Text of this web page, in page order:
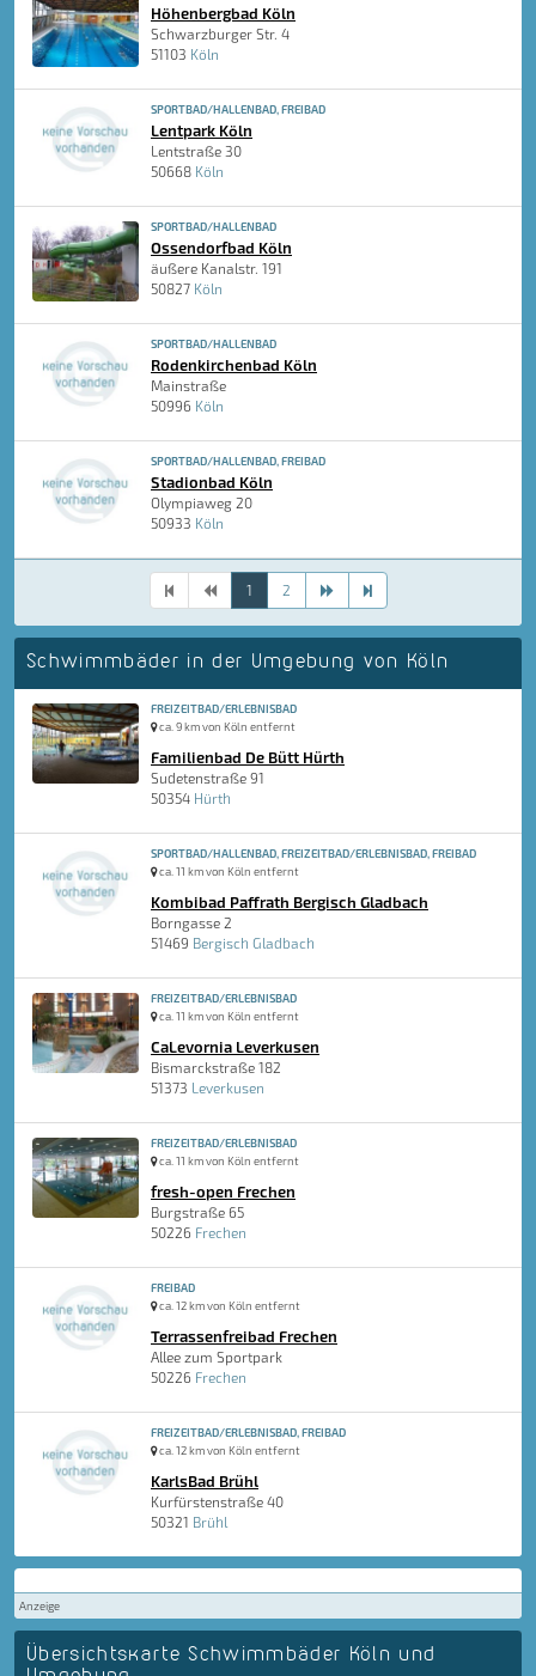
Höhenbergbad Köln
Schwarzburger Str. 4
51103 Köln
SPORTBAD/HALLENBAD, FREIBAD
Lentpark Köln
Lentstraße 30
50668 Köln
SPORTBAD/HALLENBAD
Ossendorfbad Köln
äußere Kanalstr. 191
50827 Köln
SPORTBAD/HALLENBAD
Rodenkirchenbad Köln
Mainstraße
50996 Köln
SPORTBAD/HALLENBAD, FREIBAD
Stadionbad Köln
Olympiaweg 20
50933 Köln
1 2
Schwimmbäder in der Umgebung von Köln
FREIZEITBAD/ERLEBNISBAD
ca. 9 km von Köln entfernt
Familienbad De Bütt Hürth
Sudetenstraße 91
50354 Hürth
SPORTBAD/HALLENBAD, FREIZEITBAD/ERLEBNISBAD, FREIBAD
ca. 11 km von Köln entfernt
Kombibad Paffrath Bergisch Gladbach
Borngasse 2
51469 Bergisch Gladbach
FREIZEITBAD/ERLEBNISBAD
ca. 11 km von Köln entfernt
CaLevornia Leverkusen
Bismarckstraße 182
51373 Leverkusen
FREIZEITBAD/ERLEBNISBAD
ca. 11 km von Köln entfernt
fresh-open Frechen
Burgstraße 65
50226 Frechen
FREIBAD
ca. 12 km von Köln entfernt
Terrassenfreibad Frechen
Allee zum Sportpark
50226 Frechen
FREIZEITBAD/ERLEBNISBAD, FREIBAD
ca. 12 km von Köln entfernt
KarlsBad Brühl
Kurfürstenstraße 40
50321 Brühl
Anzeige
Übersichtskarte Schwimmbäder Köln und